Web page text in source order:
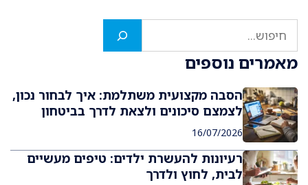
חיפוש
מאמרים נוספים
הסבה מקצועית משתלמת: איך לבחור נכון,
לצמצם סיכונים ולצאת לדרך בביטחון
16/07/2026
רעיונות להעשרת ילדים: טיפים מעשיים
לבית, לחוץ ולדרך